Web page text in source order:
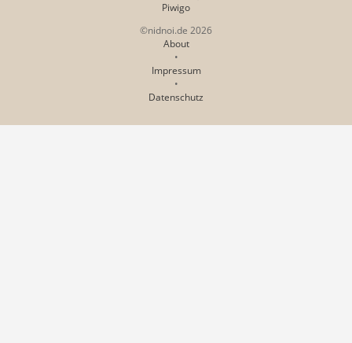
Piwigo
©nidnoi.de 2026
About
•
Impressum
•
Datenschutz